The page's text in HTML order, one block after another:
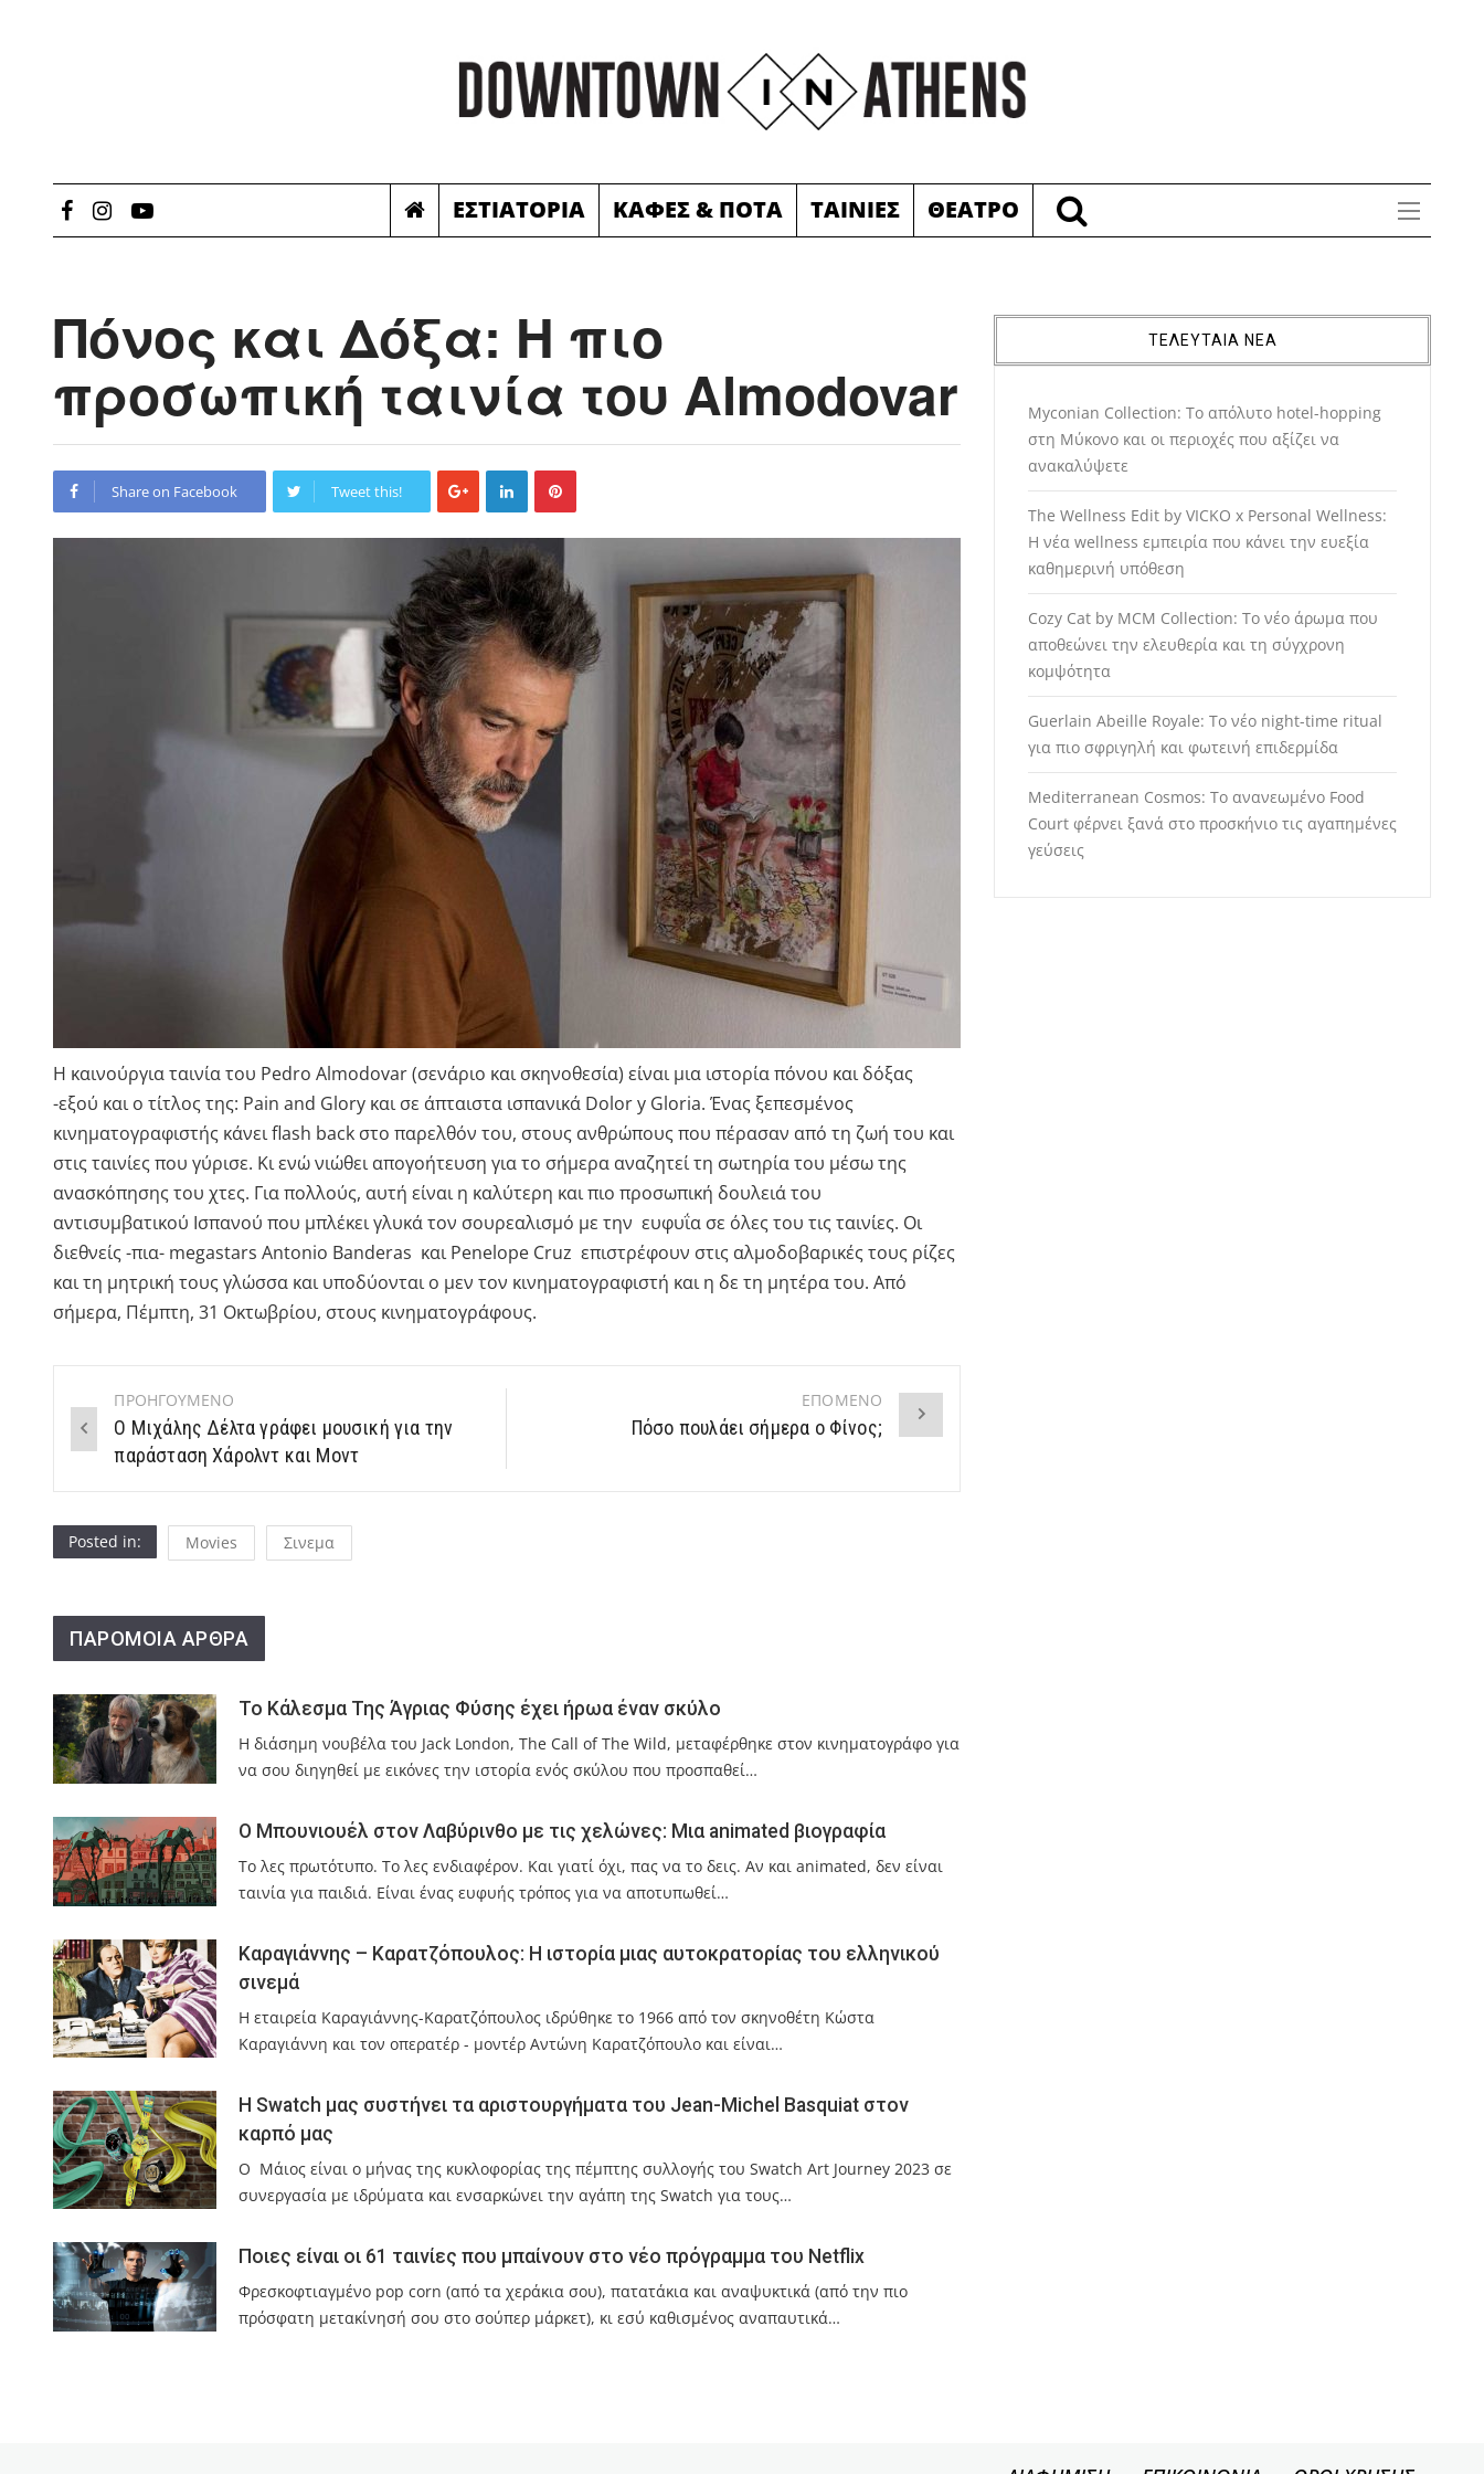
ΕΣΤΙΑΤΟΡΙΑ ΚΑΦΕΣ & ΠΟΤΑ ΤΑΙΝΙΕΣ ΘΕΑΤΡΟ
Πόνος και Δόξα: Η πιο
προσωπική ταινία του Almodovar
Share on Facebook Tweet this!
Η καινούργια ταινία του Pedro Almodovar (σενάριο και σκηνοθεσία) είναι μια ιστορία πόνου και δόξας
-εξού και ο τίτλος της: Pain and Glory και σε άπταιστα ισπανικά Dolor y Gloria. Ένας ξεπεσμένος
κινηματογραφιστής κάνει flash back στο παρελθόν του, στους ανθρώπους που πέρασαν από τη ζωή του και
στις ταινίες που γύρισε. Κι ενώ νιώθει απογοήτευση για το σήμερα αναζητεί τη σωτηρία του μέσω της
ανασκόπησης του χτες. Για πολλούς, αυτή είναι η καλύτερη και πιο προσωπική δουλειά του
αντισυμβατικού Ισπανού που μπλέκει γλυκά τον σουρεαλισμό με την ευφυΐα σε όλες του τις ταινίες. Οι
διεθνείς -πια- megastars Antonio Banderas και Penelope Cruz επιστρέφουν στις αλμοδοβαρικές τους ρίζες
και τη μητρική τους γλώσσα και υποδύονται ο μεν τον κινηματογραφιστή και η δε τη μητέρα του. Από
σήμερα, Πέμπτη, 31 Οκτωβρίου, στους κινηματογράφους.
Post
navigation
ΠΡΟΗΓΟΥΜΕΝΟ
Ο Μιχάλης Δέλτα γράφει μουσική για την
παράσταση Χάρολντ και Μοντ
ΕΠΟΜΕΝΟ
Πόσο πουλάει σήμερα ο Φίνος;
Posted in: Movies Σινεμα
ΠΑΡΟΜΟΙΑ ΑΡΘΡΑ
Το Κάλεσμα Της Άγριας Φύσης έχει ήρωα έναν σκύλο
Η διάσημη νουβέλα του Jack London, The Call of The Wild, μεταφέρθηκε στον κινηματογράφο για
να σου διηγηθεί με εικόνες την ιστορία ενός σκύλου που προσπαθεί…
Ο Μπουνιουέλ στον Λαβύρινθο με τις χελώνες: Μια animated βιογραφία
Το λες πρωτότυπο. Το λες ενδιαφέρον. Και γιατί όχι, πας να το δεις. Αν και animated, δεν είναι
ταινία για παιδιά. Είναι ένας ευφυής τρόπος για να αποτυπωθεί…
Καραγιάννης – Καρατζόπουλος: Η ιστορία μιας αυτοκρατορίας του ελληνικού
σινεμά
Η εταιρεία Καραγιάννης-Καρατζόπουλος ιδρύθηκε το 1966 από τον σκηνοθέτη Κώστα
Καραγιάννη και τον οπερατέρ - μοντέρ Αντώνη Καρατζόπουλο και είναι…
Η Swatch μας συστήνει τα αριστουργήματα του Jean-Michel Basquiat στον
καρπό μας
Ο Μάιος είναι ο μήνας της κυκλοφορίας της πέμπτης συλλογής του Swatch Art Journey 2023 σε
συνεργασία με ιδρύματα και ενσαρκώνει την αγάπη της Swatch για τους…
Ποιες είναι οι 61 ταινίες που μπαίνουν στο νέο πρόγραμμα του Netflix
Φρεσκοφτιαγμένο pop corn (από τα χεράκια σου), πατατάκια και αναψυκτικά (από την πιο
πρόσφατη μετακίνησή σου στο σούπερ μάρκετ), κι εσύ καθισμένος αναπαυτικά…
ΤΕΛΕΥΤΑΙΑ ΝΕΑ
Myconian Collection: Το απόλυτο hotel-hopping
στη Μύκονο και οι περιοχές που αξίζει να
ανακαλύψετε
The Wellness Edit by VICKO x Personal Wellness:
Η νέα wellness εμπειρία που κάνει την ευεξία
καθημερινή υπόθεση
Cozy Cat by MCM Collection: Το νέο άρωμα που
αποθεώνει την ελευθερία και τη σύγχρονη
κομψότητα
Guerlain Abeille Royale: Το νέο night-time ritual
για πιο σφριγηλή και φωτεινή επιδερμίδα
Mediterranean Cosmos: Το ανανεωμένο Food
Court φέρνει ξανά στο προσκήνιο τις αγαπημένες
γεύσεις